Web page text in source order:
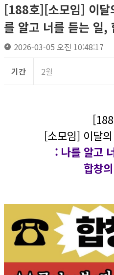
[188호][소모임] 이
를 알고 너를 듣는 일,
2026-03-05 오전 10:48:17
기간 2월
[소모임] 이달
: 나를 알고
합창